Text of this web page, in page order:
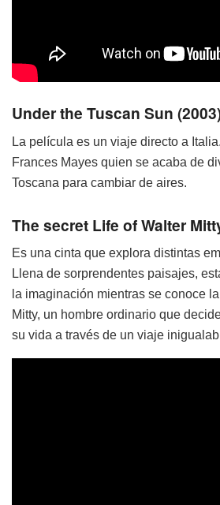
Under the Tuscan Sun
La película es un viaje directo a
Frances Mayes quien se acaba de
Toscana para cambiar de aires.
The secret Life of Walter
Es una cinta que explora distintas
Llena de sorprendentes paisajes,
la imaginación mientras se conoce
Mitty, un hombre ordinario que
su vida a través de un viaje